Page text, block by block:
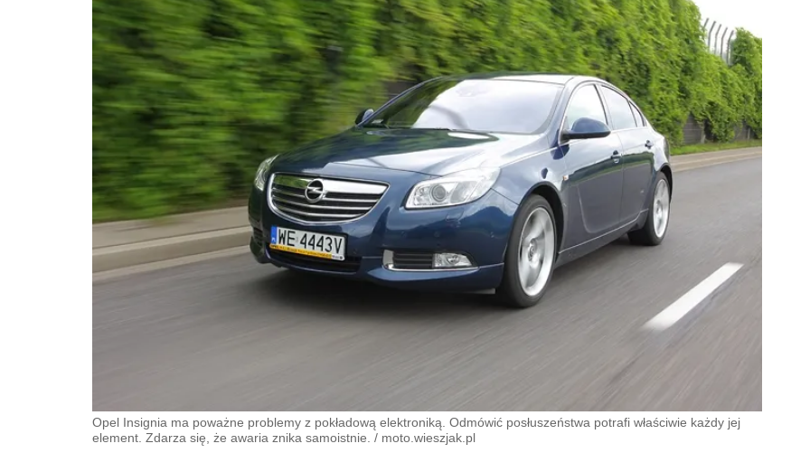
Opel Insignia ma poważne problemy z pokładową elektroniką. Odmówić posłuszeństwa potrafi właściwie każdy jej
element. Zdarza się, że awaria znika samoistnie. / moto.wieszjak.pl